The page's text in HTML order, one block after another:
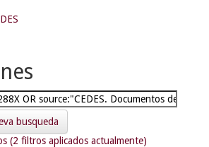
busqueda
(2 filtros aplicados actualmente)